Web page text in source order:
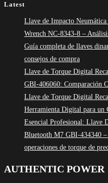
Latest
Llave de Impacto
Wrench NC-8343-8 –
Guía completa de llaves
consejos de compra
Llave de Torque Digital
GBI-406060: Comparación
Llave de Torque Digital
Herramienta Digital para un
Esencial Profesional: Llave
Bluetooth M7 GBI-434340
operaciones de torque de
AUTHENTIC POWER